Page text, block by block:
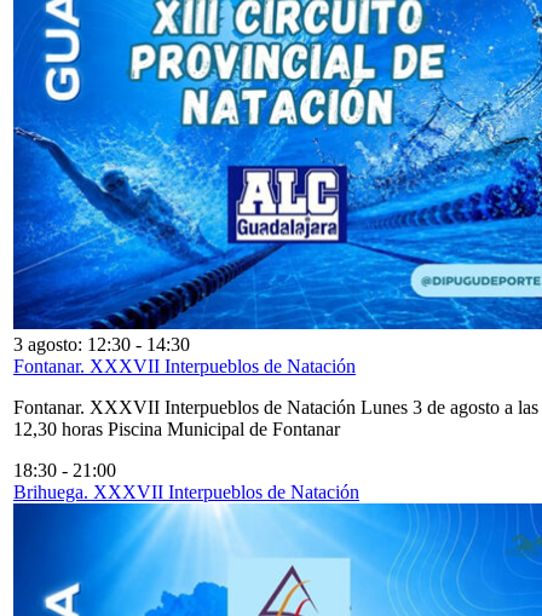
3 agosto: 12:30 - 14:30
Fontanar. XXXVII Interpueblos de Natación
Fontanar. XXXVII Interpueblos de Natación Lunes 3 de agosto a las
12,30 horas Piscina Municipal de Fontanar
18:30 - 21:00
Brihuega. XXXVII Interpueblos de Natación